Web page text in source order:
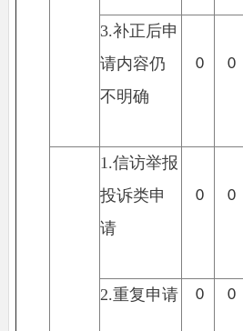
3.补正后申
请内容仍
不明确
0 0
1.信访举报
投诉类申
请
0 0
2.重复申请 0 0